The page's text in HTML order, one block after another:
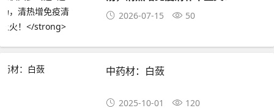
2026-07-15 50
中药材：白蔹
2025-10-01 120